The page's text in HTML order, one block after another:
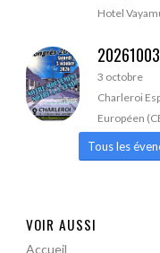
Hotel
3 octobre
Charleroi
Européen
Tous les
VOIR AUSSI
Accueil